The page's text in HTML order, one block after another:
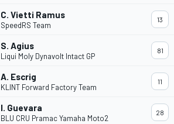
C. Vietti Ramus
SpeedRS Team
13
S. Agius
Liqui Moly Dynavolt Intact GP
81
A. Escrig
KLINT Forward Factory Team
11
I. Guevara
BLU CRU Pramac Yamaha Moto2
28